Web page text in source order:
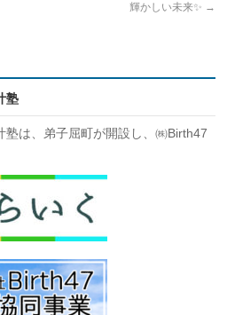
輝かしい未来✨ →
塾
塾は、弟子屈町が開設し、㈱Birth47